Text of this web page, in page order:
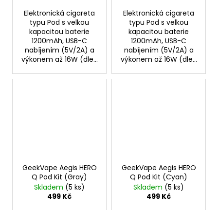
Elektronická cigareta
typu Pod s velkou
kapacitou baterie
1200mAh, USB-C
nabíjením (5V/2A) a
výkonem až 16W (dle...
Elektronická cigareta
typu Pod s velkou
kapacitou baterie
1200mAh, USB-C
nabíjením (5V/2A) a
výkonem až 16W (dle...
GeekVape Aegis HERO
Q Pod Kit (Gray)
Skladem (5 ks)
499 Kč
GeekVape Aegis HERO
Q Pod Kit (Cyan)
Skladem (5 ks)
499 Kč